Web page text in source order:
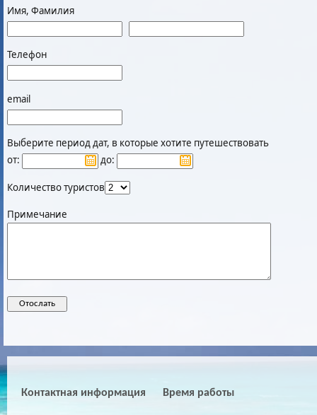
Имя, Фамилия
Телефон
email
Выберите период дат, в которые хотите путешествовать
от:
до:
Количество туристов
Примечание
Контактная информация Время работы